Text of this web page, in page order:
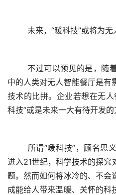
未来，“暖科技”或将为
中的人类对无人智能餐厅是有
技术的比拼。企业若想在无
科技”或是未来一大有待开发的
进入21世纪，科学技术的探究
题。然而如何将冰冷的、不会
成能给人带来温暖、关怀的科